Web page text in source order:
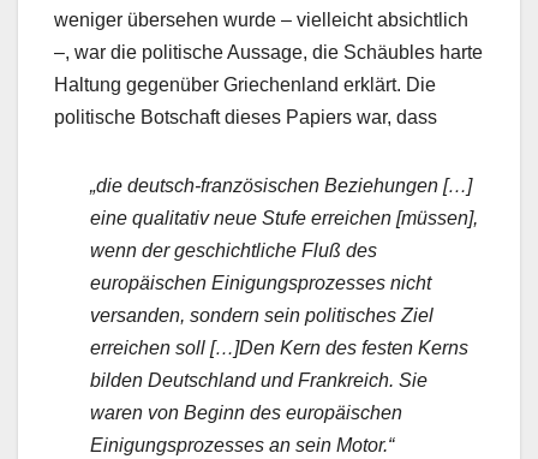
weniger übersehen wurde – vielleicht absichtlich
–, war die politische Aussage, die Schäubles harte
Haltung gegenüber Griechenland erklärt. Die
politische Botschaft dieses Papiers war, dass
„die deutsch-französischen Beziehungen […]
eine qualitativ neue Stufe erreichen [müssen],
wenn der geschichtliche Fluß des
europäischen Einigungsprozesses nicht
versanden, sondern sein politisches Ziel
erreichen soll […]Den Kern des festen Kerns
bilden Deutschland und Frankreich. Sie
waren von Beginn des europäischen
Einigungsprozesses an sein Motor.“